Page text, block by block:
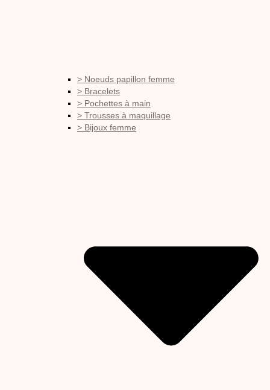
> Noeuds papillon femme
> Bracelets
> Pochettes à main
> Trousses à maquillage
> Bijoux femme